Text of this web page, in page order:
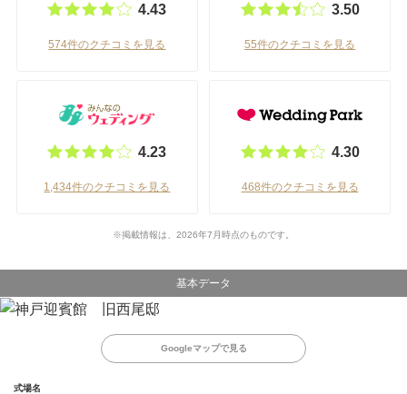
4.43
574件のクチコミを見る
3.50
55件のクチコミを見る
4.23
1,434件のクチコミを見る
4.30
468件のクチコミを見る
※掲載情報は、2026年7月時点のものです。
基本データ
Googleマップで見る
式場名